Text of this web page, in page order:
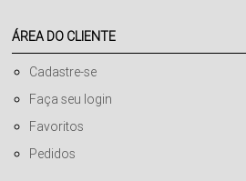
ÁREA DO CLIENTE
Cadastre-se
Faça seu login
Favoritos
Pedidos